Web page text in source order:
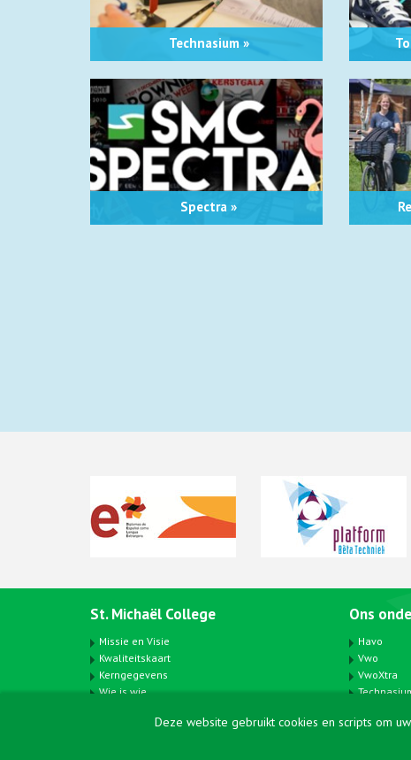
Deze website gebruikt cookies en scripts om
Technasium »
Spectra »
St. Michaël College
Missie en Visie
Kwaliteitskaart
Kerngegevens
Wie is wie
Ons
Havo
Vwo
VwoXtra